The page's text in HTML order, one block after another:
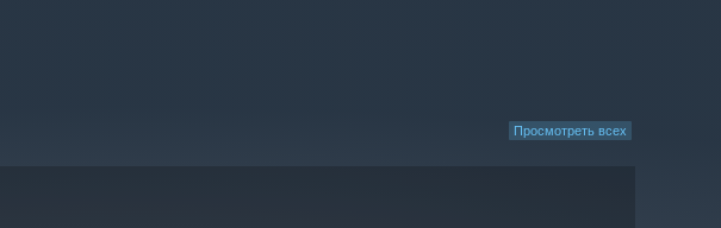
Просмотреть всех